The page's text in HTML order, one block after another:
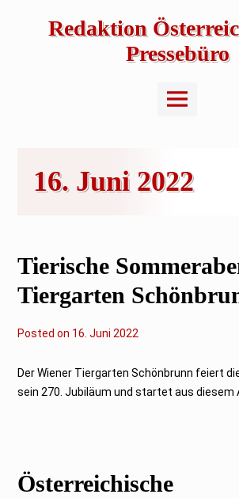
Redaktion
Pressebüro
Main
Menu
16. Juni 2022
Tierische
Tiergarten
Posted on 1
J
u
n
16. Juni 2022
Der Wiener Tiergarten Schönbrunn feiert
sein 270. Jubiläum und startet aus diesem
Österreichische